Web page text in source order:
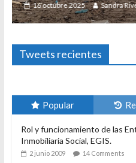
16 octubre 2025 Sandra
Tweets recientes
Popular
Rol y funcionamiento de las
Inmobiliaria Social, EGIS.
2 junio 2009 14 Comments